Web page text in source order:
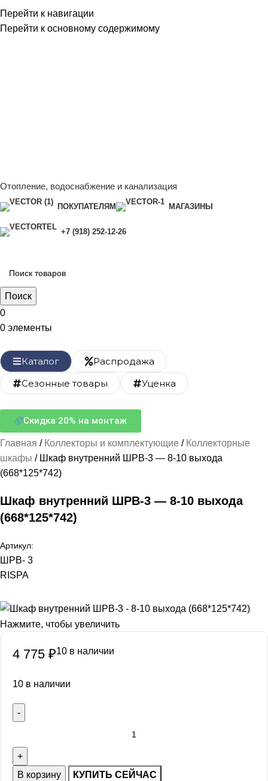
Перейти к навигации
Перейти к основному содержимому
Отопление, водоснабжение и канализация
ПОКУПАТЕЛЯМ МАГАЗИНЫ
+7 (918) 252-12-26
Поиск
0
0 элементы
Каталог
Распродажа
Сезонные товары
Уценка
Скидка 20% на монтаж
Главная Коллекторы и комплектующие
Коллекторные
шкафы
Шкаф внутренний ШРВ-3 — 8-10 выхода
(668*125*742)
Шкаф внутренний ШРВ-3 — 8-10 выхода
(668*125*742)
Артикул:
ШРВ- 3
RISPA
Нажмите, чтобы увеличить
4 775 ₽10 в наличии
10 в наличии
В корзину КУПИТЬ СЕЙЧАС